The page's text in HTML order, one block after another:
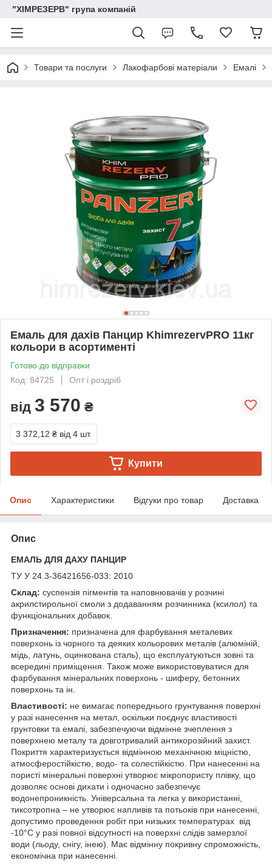
"ХІМРЕЗЕРВ" група компаній
Товари та послуги Лакофарбові матеріали Емалі
Емаль для дахів Панцир KhimrezervPRO 11кг
кольори в асортименті
Готово до відправки
Код: 84725
Опт і роздріб
від 3 570 ₴
3 372,12 ₴ від 4 шт.
Купити
Опис Характеристики Відгуки про товар Доставка
Опис
ЕМАЛЬ ДЛЯ ДАХУ ПАНЦИР
ТУ У 24.3-36421656-033: 2010
Склад: суспензія пігментів та наповнювачів у розчині
акрилстирольної смоли з додаванням розчинника (ксилол) та
функціональних добавок.
Призначення: призначена для фарбування металевих
поверхонь із чорного та деяких кольорових металів (алюміній,
мідь, латунь, оцинкована сталь), що експлуатуються зовні та
всередині приміщення. Також може використовуватися для
фарбування мінеральних поверхонь - шиферу, бетонних
поверхонь та ін.
Властивості: не вимагає попереднього грунтування поверхні
у разі нанесення на метал, оскільки поєднує властивості
грунтовки та емалі, забезпечуючи відмінне зчеплення з
поверхнею металу та довготривалий антикорозійний захист.
Покриття характеризується відмінною механічною міцністю,
атмосферостійкістю, водо- та солестійкістю. При нанесенні на
пористі мінеральні поверхні утворює мікропористу плівку, що
дозволяє основі дихати і одночасно забезпечує
водонепроникність. Універсальна та легка у використанні,
тиксотропна – не утворює напливів та потьоків при нанесенні,
допустимо проведення робіт при низьких температурах від
-10°С у разі повної відсутності на поверхні слідів замерзлої
води (льоду, снігу, інею). Має відмінну покривну спроможність,
економічна при нанесенні.